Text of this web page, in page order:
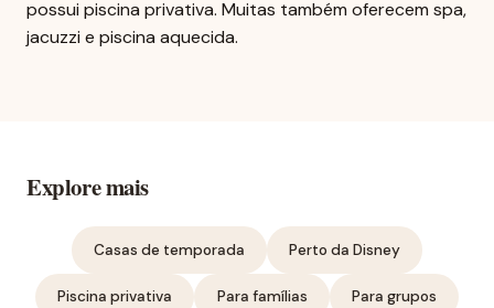
possui piscina privativa. Muitas também oferecem spa,
jacuzzi e piscina aquecida.
Explore mais
Casas de temporada Perto da Disney
Piscina privativa Para famílias Para grupos